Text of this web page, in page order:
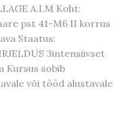
A.I.M Koht:
pst 41-M6 II korrus
Staatus:
3intensiivset
Kursus sobib
või tööd alustavale